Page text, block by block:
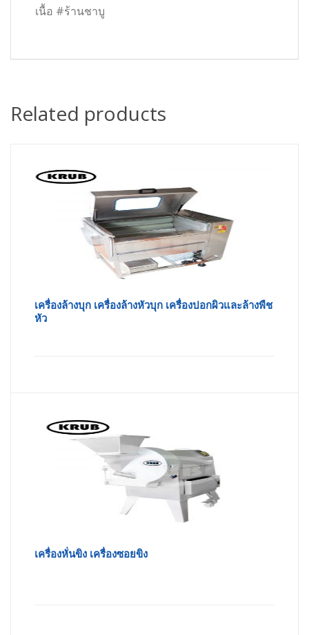
เนื้อ #ร้านชาบู
Related products
เครื่องล้างบุก เครื่องล้างหัวบุก เครื่องปอกผิวและล้างพืช
หัว
เครื่องหั่นขิง เครื่องซอยขิง